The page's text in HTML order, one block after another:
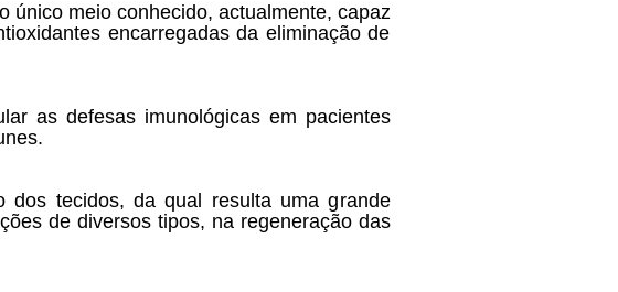
único meio conhecido, actualmente, capaz
encarregadas da eliminação de
as defesas imunológicas em pacientes
dos tecidos, da qual resulta uma grande
de diversos tipos, na regeneração das